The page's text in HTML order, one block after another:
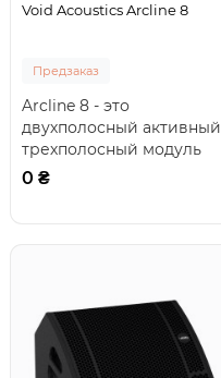
Void Acoustics Arcline 8
Предзаказ
Arcline 8 - это
двухполосный активный
трехполосный модуль
линейного массива,
0 ₴